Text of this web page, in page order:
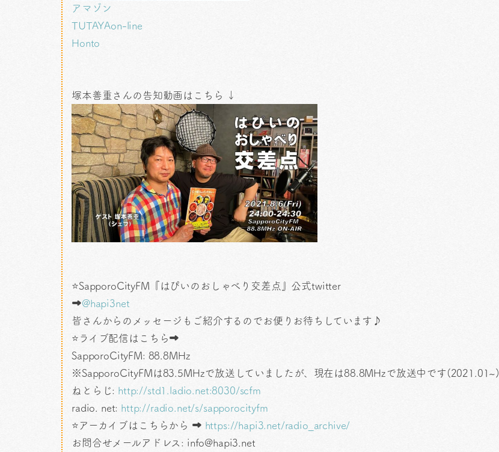
アマゾン
TUTAYAon-line
Honto
塚本善重さんの告知動画はこちら ↓
⭐SapporoCityFM『はぴいのおしゃべり交差点』公式twitter
➡@hapi3net
皆さんからのメッセージもご紹介するのでお便りお待ちしています♪
⭐ライブ配信はこちら➡
SapporoCityFM: 88.8MHz
※SapporoCityFMは83.5MHzで放送していましたが、現在は88.8MHzで放送中です(2021.01~)
ねとらじ: http://std1.ladio.net:8030/scfm
radio. net: http://radio.net/s/sapporocityfm
⭐アーカイブはこちらから ➡ https://hapi3.net/radio_archive/
お問合せメールアドレス: info@hapi3.net